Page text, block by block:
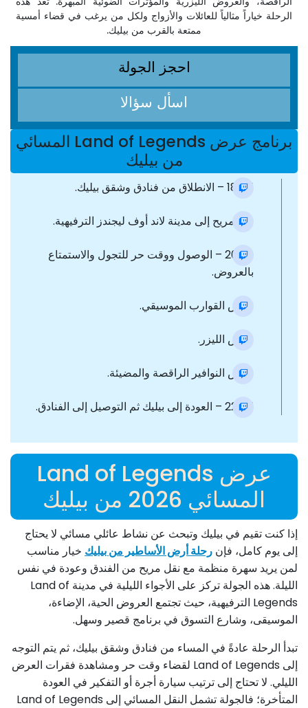
الرحلة خياراً مثالياً للعائلات والأزواج ولكل من يرغب في قضاء أمسية
ممتعة بالقرب من بيليك.
احجز الجولة
اسأل سؤالا
برنامج عرض Land of Legends المسائي
من بيليك
18:45 – الانطلاق من فنادق وشقق بيليك.
نقل مريح إلى مدينة لاند أوف ليجندز الترفيهية.
20:00 – الوصول ووقت حر للتجول والاستمتاع
بالعروض.
عرض القوارب الموسيقي.
عرض الليزر.
عرض النوافير الراقصة والمضيئة.
22:45 – العودة إلى بيليك ثم التوصيل إلى الفنادق.
عرض Land of Legends
المسائي 2026 من بيليك
إذا كنت تقيم في بيليك وتبحث عن نشاط عائلي مسائي لا يحتاج
إلى يوم كامل، فإن رحلة أرض الأساطير من بيليك خيار مناسب
لمن يريد سهرة منظمة مع نقل مريح من الفندق وعودة في نفس
الليلة. هذه الجولة تركز على الأجواء الليلية في مدينة Land of
Legends الترفيهية، حيث تجتمع العروض الحية، الإضاءة،
الموسيقى، وشارع التسوق في برنامج قصير وسهل.
تبدأ الرحلة عادةً في المساء من فنادق وشقق بيليك، ثم يتم التوجه
إلى Land of Legends لقضاء وقت حر ومشاهدة فقرات العرض
الليلي. لا تحتاج إلى ترتيب سيارة أجرة أو التفكير في العودة
المتأخرة؛ فالجولة تشمل النقل المسائي إلى Land of Legends